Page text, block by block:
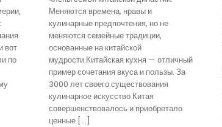
вот
по
Меняются времена, нравы и
кулинарные предпочтения, но не
меняются семейные традиции,
основанные на китайской
мудрости.Китайская кухня — отличный
пример сочетания вкуса и пользы. За
3000 лет своего существования
кулинарное искусство Китая
совершенствовалось и приобретало
ценные […]